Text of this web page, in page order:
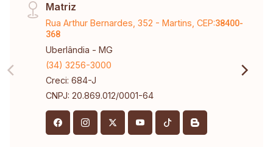
Matriz
Rua Arthur Bernardes, 352 - Martins, CEP:38400-
368
Uberlândia - MG
(34) 3256-3000
Creci: 684-J
CNPJ: 20.869.012/0001-64